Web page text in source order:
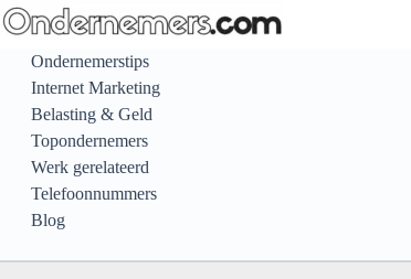
Ga
naar
inhoud
Ondernemerstips
Internet Marketing
Belasting & Geld
Topondernemers
Werk gerelateerd
Telefoonnummers
Blog